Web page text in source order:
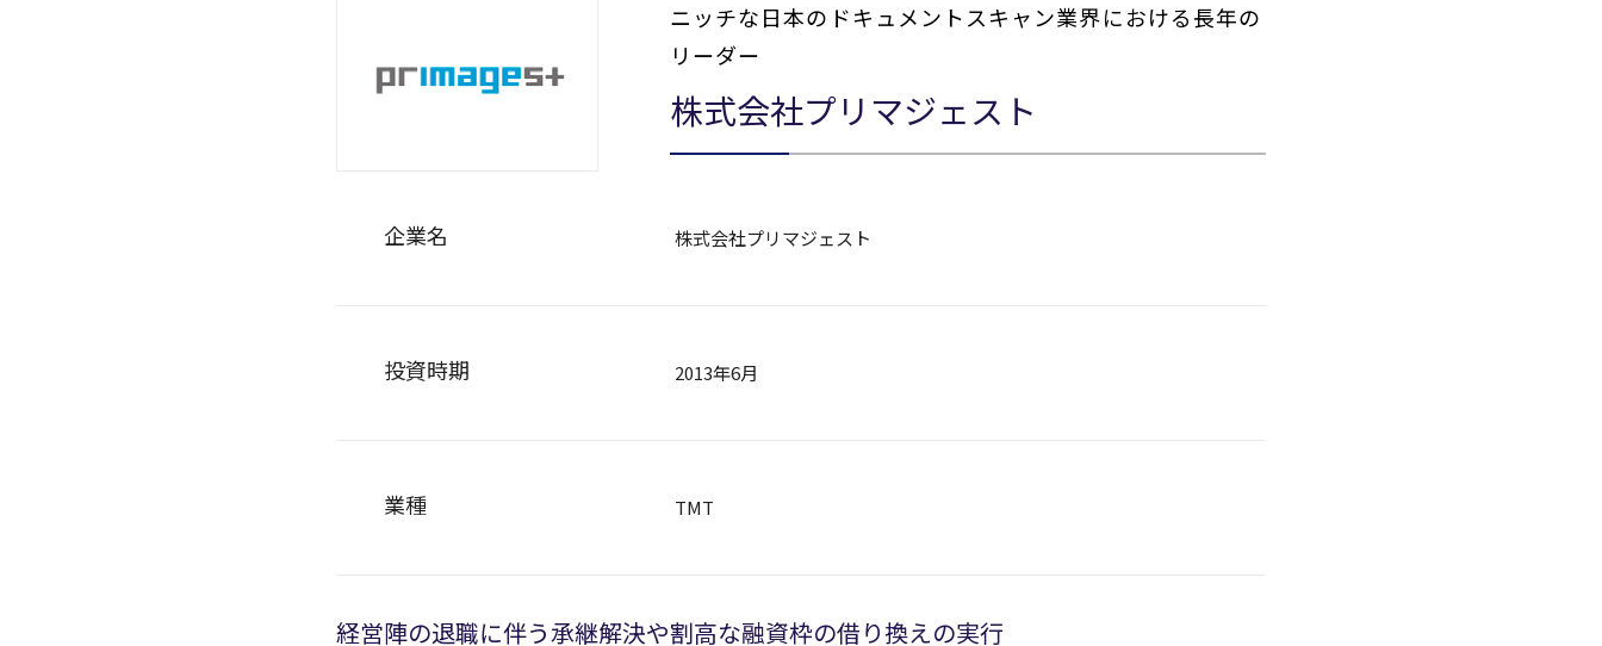
ニッチな日本のドキュメントスキャン業界における⻑年の
リーダー
株式会社プリマジェスト
企業名 株式会社プリマジェスト
投資時期 2013年6月
業種 TMT
経営陣の退職に伴う承継解決や割高な融資枠の借り換えの実行